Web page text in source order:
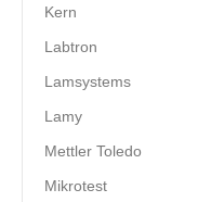
Kern
Labtron
Lamsystems
Lamy
Mettler Toledo
Mikrotest